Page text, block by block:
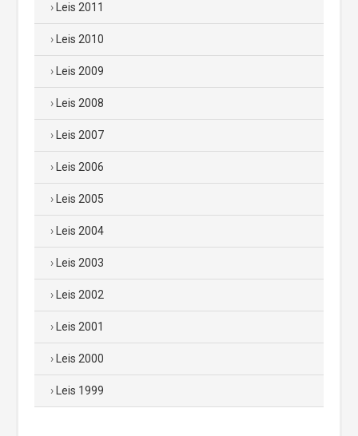
Leis 2011
Leis 2010
Leis 2009
Leis 2008
Leis 2007
Leis 2006
Leis 2005
Leis 2004
Leis 2003
Leis 2002
Leis 2001
Leis 2000
Leis 1999